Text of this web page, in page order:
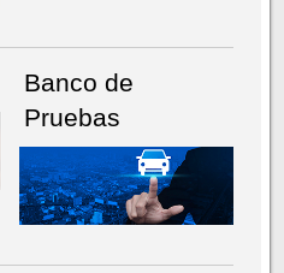
Banco de
Pruebas